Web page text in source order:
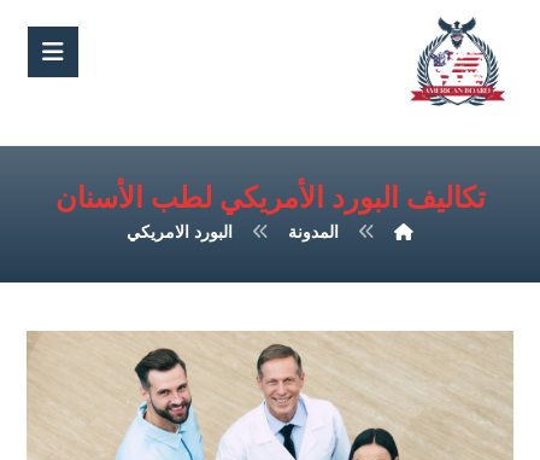
تكاليف البورد الأمريكي لطب الأسنان
المدونة البورد الامريكي